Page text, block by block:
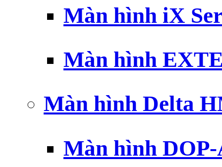
Màn hình iX
Màn hình
Màn hình Delta
Màn hình DOP-